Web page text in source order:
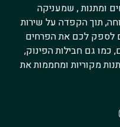
ומתנות , שמעניקה
תוך הקפדה על שירות
לספק לכם את הפרחים
כמו גם חבילות הפינוק,
מקוריות ומחממות את